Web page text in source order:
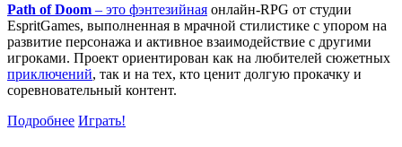
Path of Doom – это фэнтезийная онлайн-RPG от студии
EspritGames, выполненная в мрачной стилистике с упором на
развитие персонажа и активное взаимодействие с другими
игроками. Проект ориентирован как на любителей сюжетных
приключений, так и на тех, кто ценит долгую прокачку и
соревновательный контент.
Подробнее Играть!